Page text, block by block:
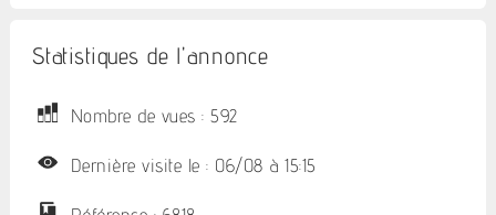
Statistiques de l'annonce
Nombre de vues : 592
Dernière visite le : 06/08 à 15:15